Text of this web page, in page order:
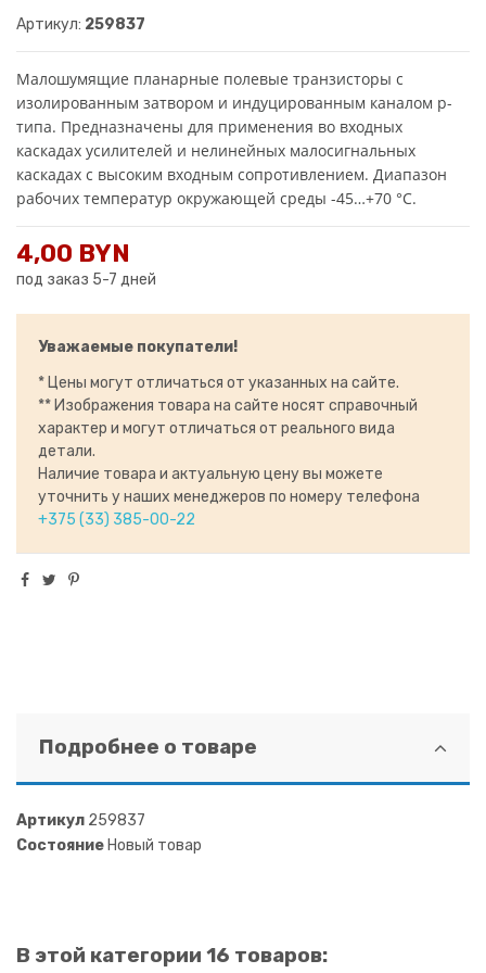
Артикул: 259837
Малошумящие планарные полевые транзисторы с
изолированным затвором и индуцированным каналом р-
типа. Предназначены для применения во входных
каскадах усилителей и нелинейных малосигнальных
каскадах с высоким входным сопротивлением. Диапазон
рабочих температур окружающей среды -45…+70 °С.
4,00 BYN
под заказ 5-7 дней
Уважаемые покупатели!
* Цены могут отличаться от указанных на сайте.
** Изображения товара на сайте носят справочный
характер и могут отличаться от реального вида
детали.
Наличие товара и актуальную цену вы можете
уточнить у наших менеджеров по номеру телефона
+375 (33) 385-00-22
Подробнее о товаре
Артикул 259837
СостояниеНовый товар
В этой категории 16 товаров: